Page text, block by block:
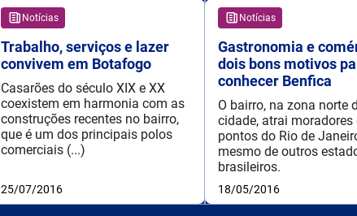
Notícias
Trabalho, serviços e lazer
convivem em Botafogo
Casarões do século XIX e XX
coexistem em harmonia com as
construções recentes no bairro,
que é um dos principais polos
comerciais (...)
25/07/2016
Notícias
Gastronomia e
dois bons motivos
conhecer Benfica
O bairro, na zona norte
cidade, atrai moradores
pontos do Rio de
mesmo de outros
brasileiros.
18/05/2016